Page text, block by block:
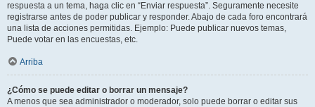
respuesta a un tema, haga clic en “Enviar respuesta”. Seguramente necesite
registrarse antes de poder publicar y responder. Abajo de cada foro encontrará
una lista de acciones permitidas. Ejemplo: Puede publicar nuevos temas,
Puede votar en las encuestas, etc.
Arriba
¿Cómo se puede editar o borrar un mensaje?
A menos que sea administrador o moderador, solo puede borrar o editar sus